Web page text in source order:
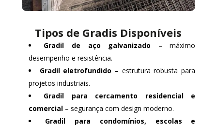
Tipos de Gradis Disponíveis
Gradil de aço galvanizado – máximo
desempenho e resistência.
Gradil eletrofundido – estrutura robusta para
projetos industriais.
Gradil para cercamento residencial e
comercial– segurança com design moderno.
Gradil para condomínios, escolas e